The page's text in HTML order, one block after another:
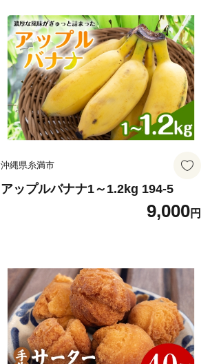
沖縄県糸満市
アップルバナナ1～1.2kg 194-5
9,000円